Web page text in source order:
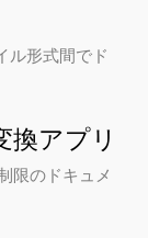
ル形式間でド
換アプリ
限のドキュメ